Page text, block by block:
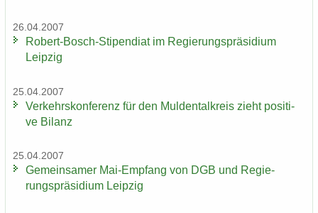
26.04.2007
Robert-​Bosch-Stipendiat im Re­gie­rungs­prä­si­di­um
Leip­zig
25.04.2007
Ver­kehrs­kon­fe­renz für den Mul­den­tal­kreis zieht po­si­ti­
ve Bi­lanz
25.04.2007
Ge­mein­sa­mer Mai-​Empfang von DGB und Re­gie­
rungs­prä­si­di­um Leip­zig